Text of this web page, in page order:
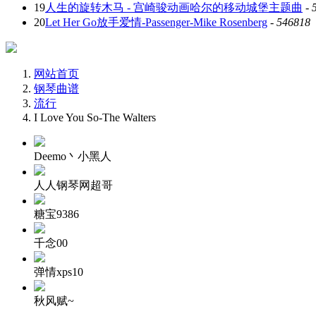
19人生的旋转木马 - 宫崎骏动画哈尔的移动城堡主题曲 -
20Let Her Go放手爱情-Passenger-Mike Rosenberg - 546818
网站首页
钢琴曲谱
流行
I Love You So-The Walters
Deemo丶小黑人
人人钢琴网超哥
糖宝9386
千念00
弹情xps10
秋风赋~